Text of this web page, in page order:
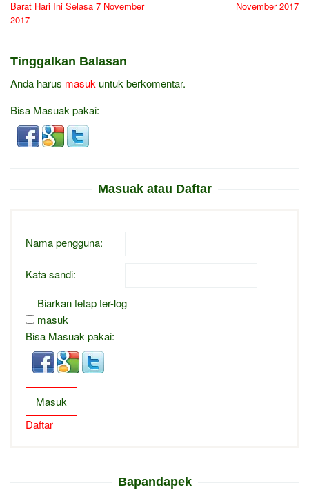
Barat Hari Ini Selasa 7 November
2017
November 2017
Tinggalkan Balasan
Anda harus masuk untuk berkomentar.
Bisa Masuak pakai:
Masuak atau Daftar
Nama pengguna:
Kata sandi:
Biarkan tetap ter-log
masuk
Bisa Masuak pakai:
Masuk
Daftar
Bapandapek